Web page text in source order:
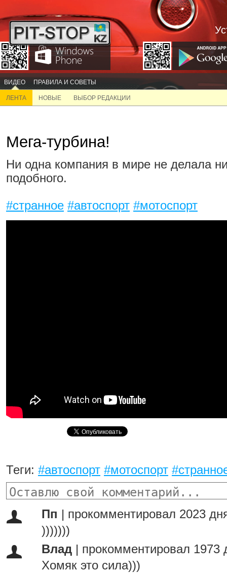
ВИДЕО ПРАВИЛА И СОВЕТЫ
ЛЕНТА НОВЫЕ ВЫБОР РЕДАКЦИИ
Мега-турбина!
Ни одна компания в мире не делала
подобного.
#странное #автоспорт #мотоспорт
Теги: #автоспорт #мотоспорт
Пп
прокомментировал 2023
)))))))
Влад
прокомментировал 1973
Хомяк это сила)))